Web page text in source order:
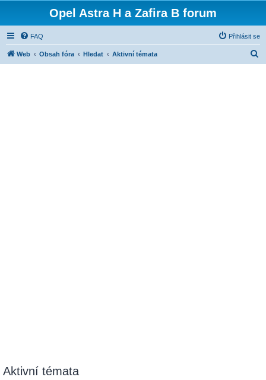
Opel Astra H a Zafira B forum
FAQ Přihlásit se
Web Obsah fóra Hledat Aktivní témata
Aktivní témata